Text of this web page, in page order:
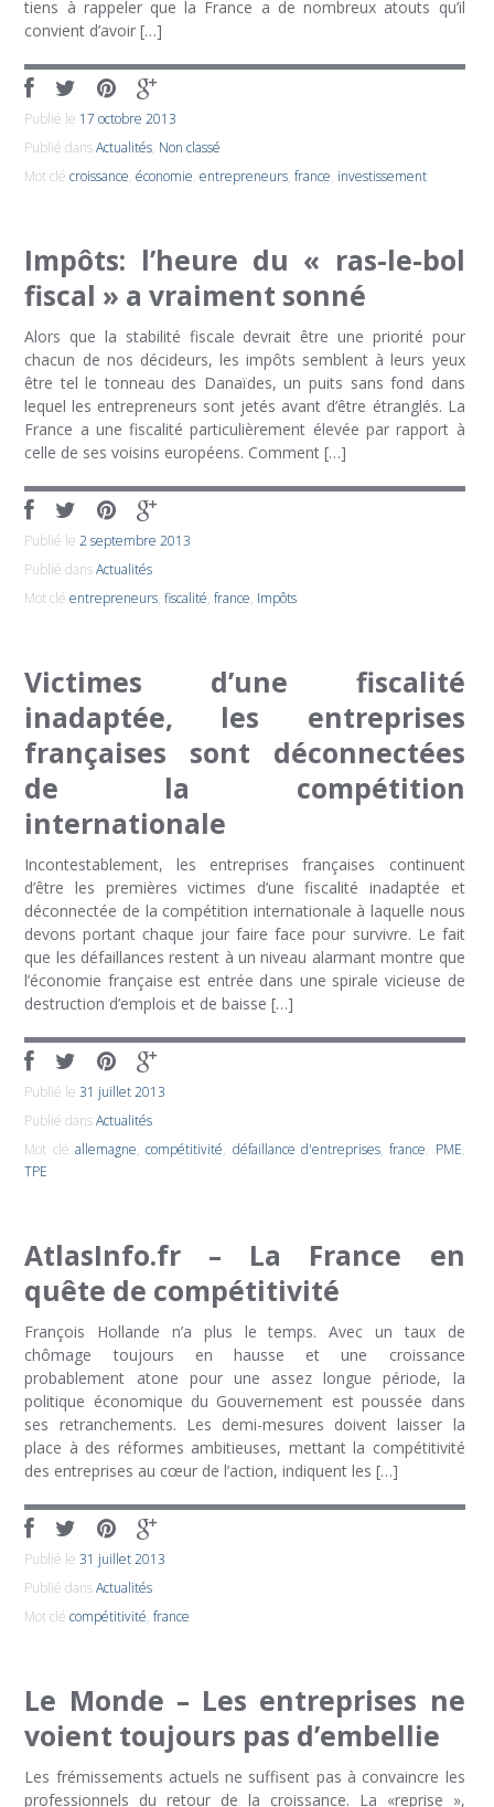
tiens à rappeler que la France a de nombreux atouts qu’il
convient d’avoir […]
Publié le 17 octobre 2013
Publié dansActualités, Non classé
Mot clécroissance,économie,entrepreneurs,france, investissement
Impôts: l’heure du « ras-le-bol
fiscal » a vraiment sonné
Alors que la stabilité fiscale devrait être une priorité pour
chacun de nos décideurs, les impôts semblent à leurs yeux
être tel le tonneau des Danaïdes, un puits sans fond dans
lequel les entrepreneurs sont jetés avant d’être étranglés. La
France a une fiscalité particulièrement élevée par rapport à
celle de ses voisins européens. Comment […]
Publié le2 septembre 2013
Publié dansActualités
Mot cléentrepreneurs,fiscalité,france, Impôts
Victimes d’une fiscalité
inadaptée, les entreprises
françaises sont déconnectées
de la compétition
internationale
Incontestablement, les entreprises françaises continuent
d’être les premières victimes d’une fiscalité inadaptée et
déconnectée de la compétition internationale à laquelle nous
devons portant chaque jour faire face pour survivre. Le fait
que les défaillances restent à un niveau alarmant montre que
l’économie française est entrée dans une spirale vicieuse de
destruction d’emplois et de baisse […]
Publié le31 juillet 2013
Publié dansActualités
Mot cléallemagne,compétitivité, défaillance d'entreprises,france, PME,
TPE
AtlasInfo.fr – La France en
quête de compétitivité
François Hollande n’a plus le temps. Avec un taux de
chômage toujours en hausse et une croissance
probablement atone pour une assez longue période, la
politique économique du Gouvernement est poussée dans
ses retranchements. Les demi-mesures doivent laisser la
place à des réformes ambitieuses, mettant la compétitivité
des entreprises au cœur de l’action, indiquent les […]
Publié le31 juillet 2013
Publié dansActualités
Mot clécompétitivité,france
Le Monde – Les entreprises ne
voient toujours pas d’embellie
Les frémissements actuels ne suffisent pas à convaincre les
professionnels du retour de la croissance. La «reprise »,